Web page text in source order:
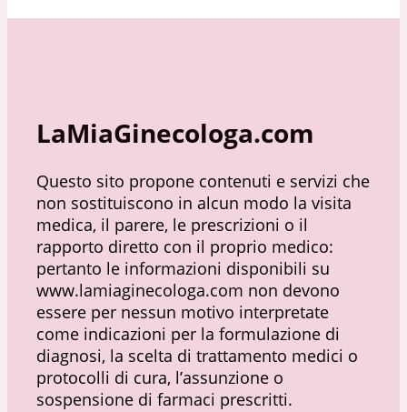
LaMiaGinecologa.com
Questo sito propone contenuti e servizi che
non sostituiscono in alcun modo la visita
medica, il parere, le prescrizioni o il
rapporto diretto con il proprio medico:
pertanto le informazioni disponibili su
www.lamiaginecologa.com non devono
essere per nessun motivo interpretate
come indicazioni per la formulazione di
diagnosi, la scelta di trattamento medici o
protocolli di cura, l’assunzione o
sospensione di farmaci prescritti.